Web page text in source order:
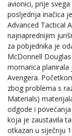
avionici, prije
posljednja inačica
Advanced Tactical
najnaprednijim
za pobjednika je
McDonnell
mornarica planirala
Avengera.
zbog problema s
Materials)
odgode i
koja je zaustavila
otkazan u siječnju